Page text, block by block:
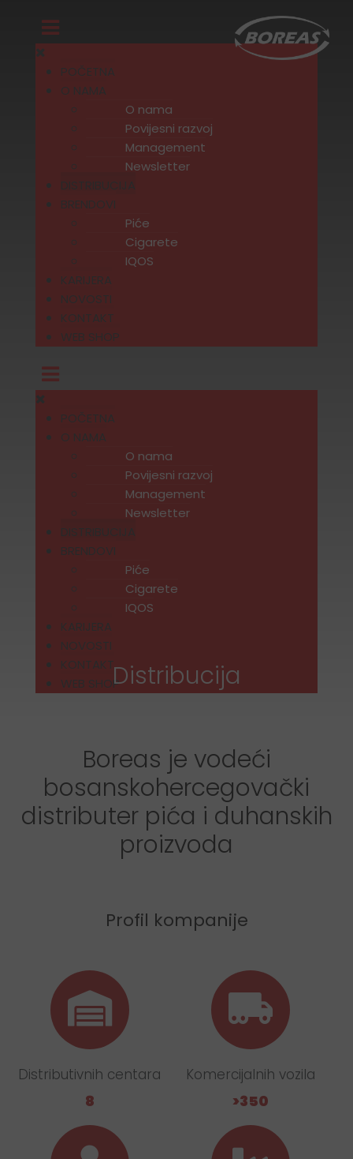
POČETNA
O NAMA
O nama
Povijesni razvoj
Management
Newsletter
DISTRIBUCIJA
BRENDOVI
Piće
Cigarete
IQOS
KARIJERA
NOVOSTI
KONTAKT
WEB SHOP
POČETNA
O NAMA
O nama
Povijesni razvoj
Management
Newsletter
DISTRIBUCIJA
BRENDOVI
Piće
Cigarete
IQOS
KARIJERA
NOVOSTI
KONTAKT
WEB SHOPDistribucija
Boreas je vodeći
bosanskohercegovački
distributer pića i duhanskih
proizvoda
Profil kompanije
Distributivnih centara
8
Komercijalnih vozila
>350